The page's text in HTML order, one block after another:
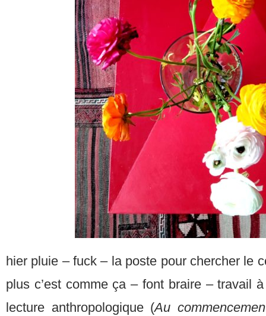
hier pluie – fuck – la poste pour chercher le
plus c’est comme ça – font braire – travail
lecture anthropologique (Au